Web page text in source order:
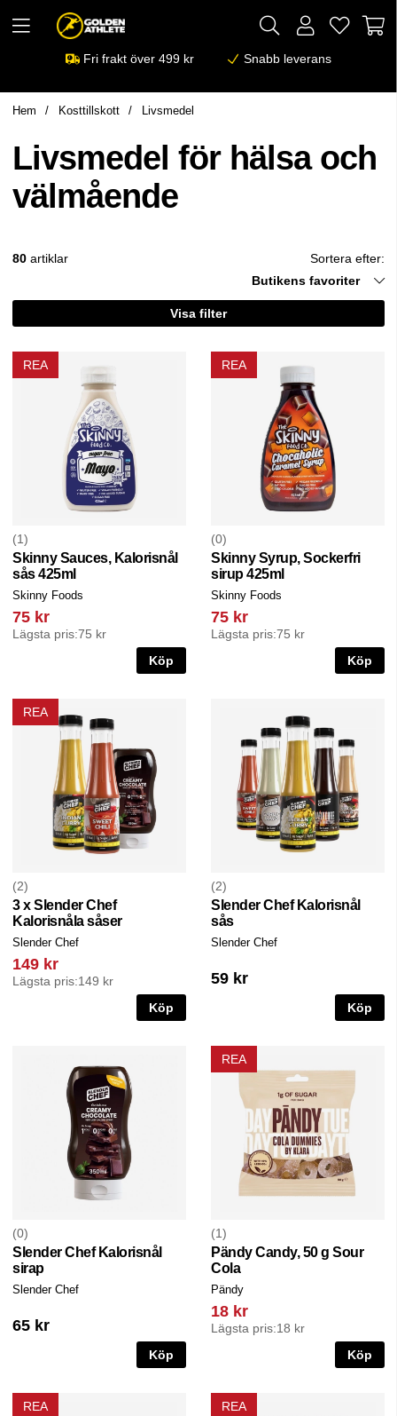
Fri frakt över 499 kr Snabb leverans
Hem Kosttillskott Livsmedel
Livsmedel för hälsa och
välmående
80 artiklar
Sortera efter:
Butikens favoriter
Visa filter
REA
1
Skinny Sauces, Kalorisnål
sås 425ml
Skinny Foods
75 kr
Lägsta pris:75 kr
Köp
REA
0
Skinny Syrup, Sockerfri
sirup 425ml
Skinny Foods
75 kr
Lägsta pris:75 kr
Köp
REA
2
3 x Slender Chef
Kalorisnåla såser
Slender Chef
149 kr
Lägsta pris:149 kr
Köp
2
Slender Chef Kalorisnål
sås
Slender Chef
59 kr
Köp
0
Slender Chef Kalorisnål
sirap
Slender Chef
65 kr
Köp
REA
1
Pändy Candy, 50 g Sour
Cola
Pändy
18 kr
Lägsta pris:18 kr
Köp
REA REA